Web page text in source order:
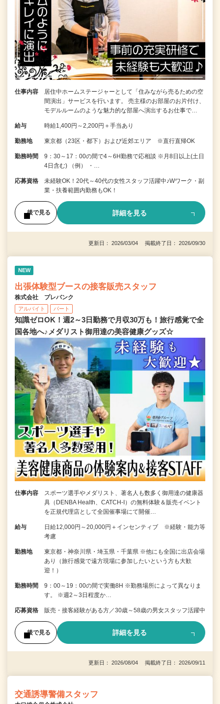
仕事内容
居住中ホームステージャーとして「住みながら売るための空
間演出」サービスを行います。 売主様のお部屋のお片付け、
モデルルームのような魅力的な部屋へ演出するお仕事で…
給与 時給1,400円～2,200円＋手当あり
勤務地 東京都（23区・都下）および近郊エリア ※直行直帰OK
勤務時間
9：30～17：00の間で4～6H勤務で応相談 ※月8日以上(土日
4日含む) （例） ・…
応募資格
未経験OK！20代～40代の女性スタッフ活躍中♪Wワーク・副
業・扶養範囲内勤務もOK！
後で見る 詳細を見る
更新日： 2026/03/04 掲載終了日： 2026/09/30
NEW
出張体験型ブースの接客販売スタッフ
株式会社 プレバンク
アルバイト パート
知識ゼロOK！週2～3日勤務で月収30万も！旅行感覚で全
国各地へ♪メダリスト御用達の美容健康グッズ☆
仕事内容
スポーツ選手やメダリスト、著名人も数多く御用達の健康器
具（DENBA Health、CATCH-I）の無料体験＆販売イベント
を正規代理店として全国催事場にて開催…
給与
日給12,000円～20,000円＋インセンティブ ※経験・能力等
考慮
勤務地
東京都・神奈川県・埼玉県・千葉県 ※他にも全国に出店会場
あり（旅行感覚で遠方現場に参加したいという方も大歓
迎！）
勤務時間
9：00～19：00の間で実働8H ※勤務場所によって異なりま
す。 ※週2～3日程度か…
応募資格 販売・接客経験がある方／30歳～58歳の男女スタッフ活躍中
後で見る 詳細を見る
更新日： 2026/08/04 掲載終了日： 2026/09/11
交通誘導警備スタッフ